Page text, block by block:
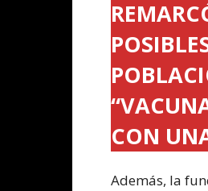
CON
Además, la